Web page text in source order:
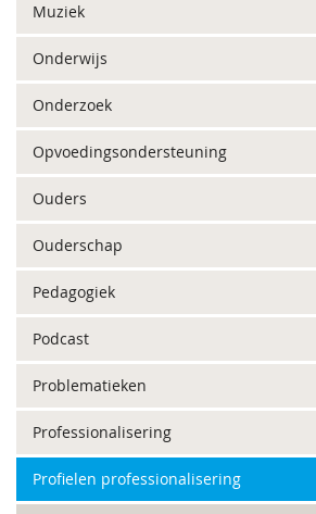
Muziek
Onderwijs
Onderzoek
Opvoedingsondersteuning
Ouders
Ouderschap
Pedagogiek
Podcast
Problematieken
Professionalisering
Profielen professionalisering